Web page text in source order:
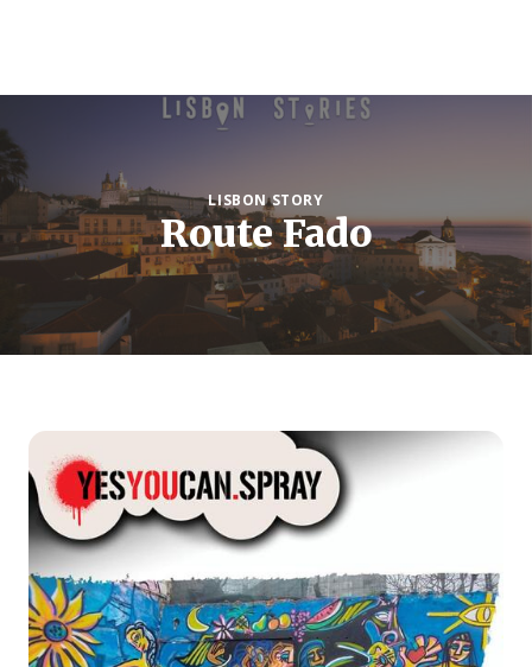
LISBON STORY
Route Fado